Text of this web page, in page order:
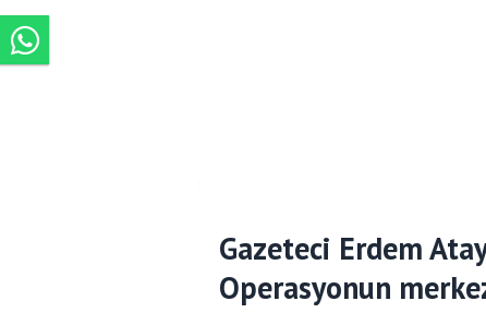
Gazeteci Erdem
Operasyonun